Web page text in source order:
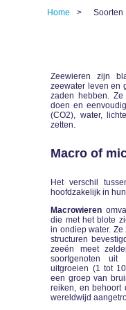
Home Soorten
Zeewieren zijn
zeewater leven en
zaden hebben.
doen en
(CO2), water,
zetten.
Macro of
Het verschil
hoofdzakelijk in
Macrowieren
die met het blote
in ondiep water.
structuren
zeeën meet
soortgenoten uit
uitgroeien (1 tot
een groep van
reiken, en behoort
wereldwijd